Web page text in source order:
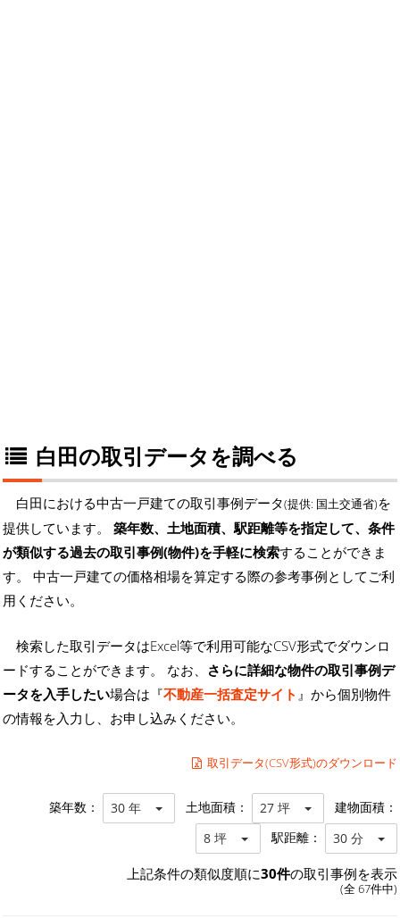
白田の取引データを調べる
白田における中古一戸建ての取引事例データ(提供: 国土交通省)を
提供しています。 築年数、土地面積、駅距離等を指定して、条件
が類似する過去の取引事例(物件)を手軽に検索することができま
す。 中古一戸建ての価格相場を算定する際の参考事例としてご利
用ください。
検索した取引データはExcel等で利用可能なCSV形式でダウンロ
ードすることができます。 なお、 さらに詳細な物件の取引事例デ
ータを入手したい場合は『不動産一括査定サイト 』から個別物件
の情報を入力し、お申し込みください。
取引データ(CSV形式)のダウンロード
築年数： 30 年 土地面積： 27 坪 建物面積：
8 坪 駅距離： 30 分
上記条件の類似度順に30件の取引事例を表示
(全 67件中)